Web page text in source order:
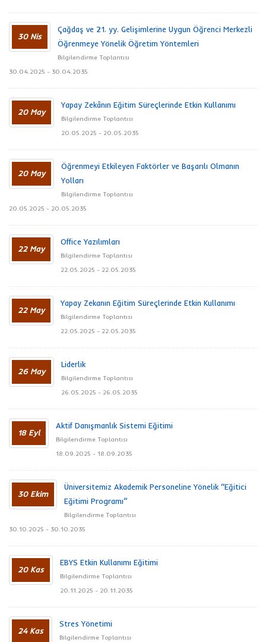
30 Nis
Çağdaş ve 21. yy. Gelişimlerine Uygun Öğrenci Merkezli
Öğrenmeye Yönelik Öğretim Yöntemleri
Bilgilendirme Toplantısı
30.04.2025 - 30.04.2035
20 May
Yapay Zekânın Eğitim Süreçlerinde Etkin Kullanımı
Bilgilendirme Toplantısı
20.05.2025 - 20.05.2035
20 May
Öğrenmeyi Etkileyen Faktörler ve Başarılı Olmanın
Yolları
Bilgilendirme Toplantısı
20.05.2025 - 20.05.2035
22 May
Office Yazılımları
Bilgilendirme Toplantısı
22.05.2025 - 22.05.2035
22 May
Yapay Zekanın Eğitim Süreçlerinde Etkin Kullanımı
Bilgilendirme Toplantısı
22.05.2025 - 22.05.2035
26 May
Liderlik
Bilgilendirme Toplantısı
26.05.2025 - 26.05.2035
18 Eyl
Aktif Danışmanlık Sistemi Eğitimi
Bilgilendirme Toplantısı
18.09.2025 - 18.09.2035
30 Ekim
Üniversitemiz Akademik Personeline Yönelik “Eğitici
Eğitimi Programı”
Bilgilendirme Toplantısı
30.10.2025 - 30.10.2035
20 Kas
EBYS Etkin Kullanımı Eğitimi
Bilgilendirme Toplantısı
20.11.2025 - 20.11.2035
24 Kas
Stres Yönetimi
Bilgilendirme Toplantısı